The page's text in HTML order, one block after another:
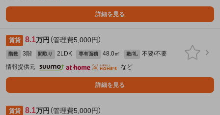
詳細を見る
賃貸 8.1万円 （管理費5,000円）
階数 3階 間取り 2LDK 専有面積 48.0㎡ 敷/礼
不要/不要
情報提供元
など
詳細を見る
賃貸 8.1万円 （管理費5,000円）